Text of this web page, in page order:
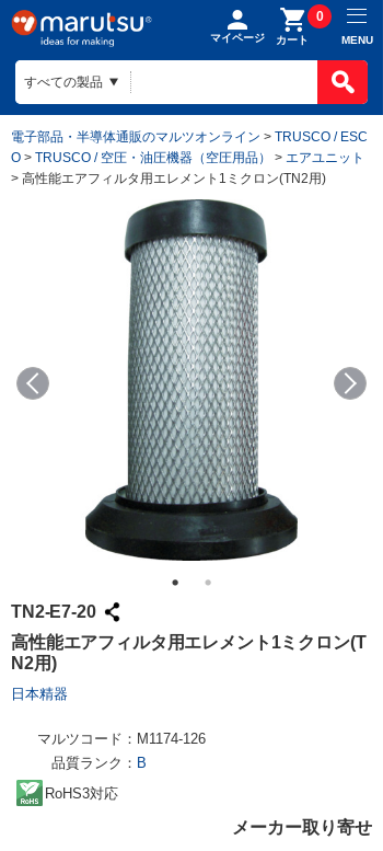
マイページ カート
0
MENU
電子部品・半導体通販のマルツオンライン > TRUSCO / ESC
O > TRUSCO / 空圧・油圧機器（空圧用品） > エアユニット
> 高性能エアフィルタ用エレメント1ミクロン(TN2用)
TN2-E7-20
高性能エアフィルタ用エレメント1ミクロン(T
N2用)
日本精器
マルツコード： M1174-126
品質ランク： B
RoHS3対応
メーカー取り寄せ